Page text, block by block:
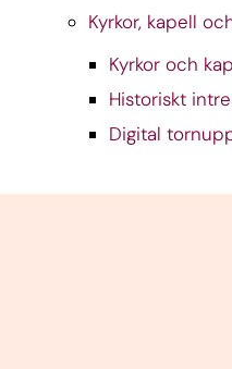
Kyrkor, kapell
Kyrkor och
Historiskt
Digital